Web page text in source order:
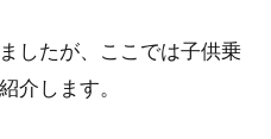
したが、ここでは子供乗
介します。